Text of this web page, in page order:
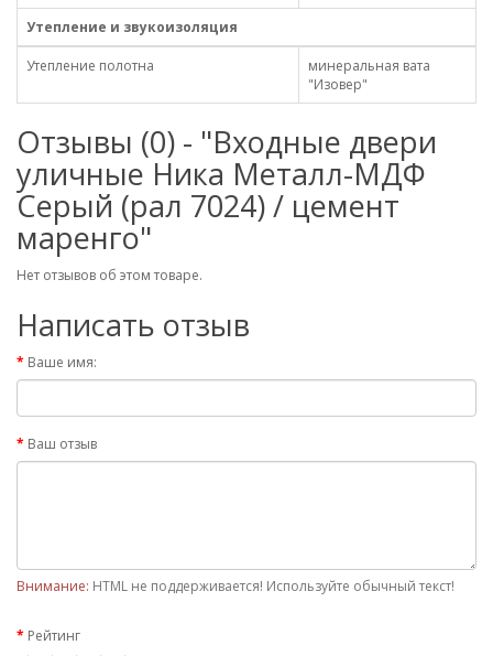
Утепление и звукоизоляция
Утепление полотна
минеральная вата
"Изовер"
Отзывы (0) - "Входные двери
уличные Ника Металл-МДФ
Серый (рал 7024) / цемент
маренго"
Нет отзывов об этом товаре.
Написать отзыв
Ваше имя:
Ваш отзыв
Внимание: HTML не поддерживается! Используйте обычный текст!
Рейтинг